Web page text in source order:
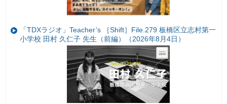
「TDXラジオ」Teacher’s ［Shift］File.279 板橋区立志村第一
小学校 田村 久仁子 先生（前編）（2026年8月4日）